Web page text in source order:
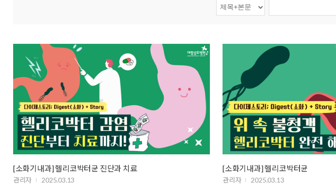
[소화기내과] 헬리코박터균 진단과 치료
관리자 2025.03.13
[소화기내과] 헬리코박터균
관리자 2025.03.13